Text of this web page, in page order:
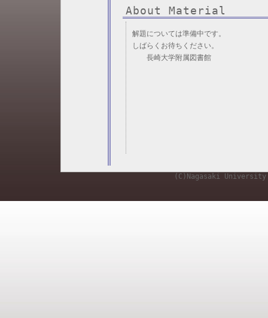
About Material
解題については準備中です。
しばらくお待ちください。
長崎大学附属図書館
(C)Nagasaki